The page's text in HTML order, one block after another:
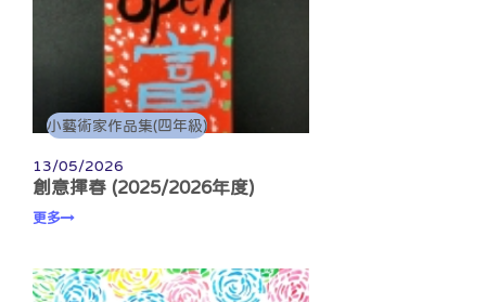
小藝術家作品集(四年級)
13/05/2026
創意揮春 (2025/2026年度)
更多